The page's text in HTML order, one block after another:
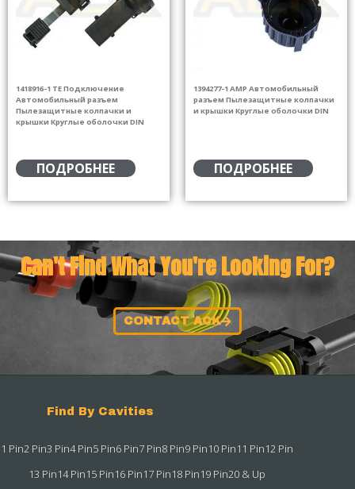
1418916-1 TE Подключение
Автомобильный разъем
Пылезащитные колпачки и
крышки Круглые оболочки DIN
ПОДРОБНЕЕ
1394277-1 AMP Автомобильный
разъем Пылезащитные колпачки
и крышки Круглые оболочки DIN
ПОДРОБНЕЕ
Can't Find What You're Looking For?
CONTACT ACK
Find By Cavities
1 Pin2 Pin3 Pin4 Pin5 Pin6 Pin7 Pin8 Pin9 Pin10 Pin11 Pin12 Pin
13 Pin14 Pin15 Pin16 Pin17 Pin18 Pin19 Pin20 & Up